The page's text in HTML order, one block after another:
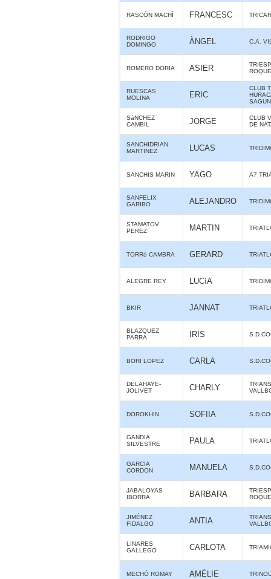
RASCÓN MACHÍ FRANCESC
RODRIGO
DOMINGO
ÀNGEL C.A.
ROMERO DORIA ASIER
RUESCAS
MOLINA
ERIC
CLUB
SáNCHEZ
CAMBIL
JORGE
CLUB
DE
SANCHIDRIAN
MARTINEZ
LUCAS
SANCHIS MARIN YAGO A7
SANFELIX
GARIBO
ALEJANDRO
STAMATOV
PEREZ
MARTIN
TORRó CAMBRA GERARD
ALEGRE REY LUCíA
BKIR JANNAT
BLAZQUEZ
PARRA
IRIS
BORI LOPEZ CARLA
DELAHAYE-
JOLIVET
CHARLY
DOROKHIN SOFIIA
GANDIA
SILVESTRE
PAULA
GARCIA
CORDON
MANUELA
JABALOYAS
IBORRA
BARBARA
JIMÉNEZ
FIDALGO
ANTIA
LINARES
GALLEGO
CARLOTA
MECHÓ ROMAY AMÉLIE